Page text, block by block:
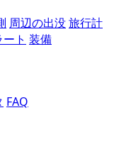
周辺の出没旅行計
ト 装備
FAQ